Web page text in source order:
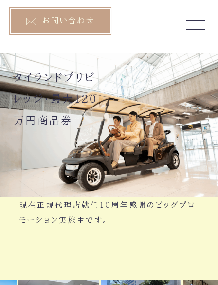
タイランドプリビ
レッジ・最大１２０
万円商品券
お問い合わせ
タイランドプリビレッジ
タイランドプリビレッジ
タイ長期滞在プログラム
タイランドプリビレッジはタイ国政府観光庁直
営の国営企業が運営する外国人長期滞在プロ
グラムです。タイでの長期滞在・タイへの移住を
可能にあるだけでなく、特別な入出国、滞在を
実現します。
現在正規代理店就任１０周年感謝のビッグプロ
モーション実施中です。